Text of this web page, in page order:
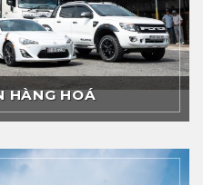
HÀNG HOÁ